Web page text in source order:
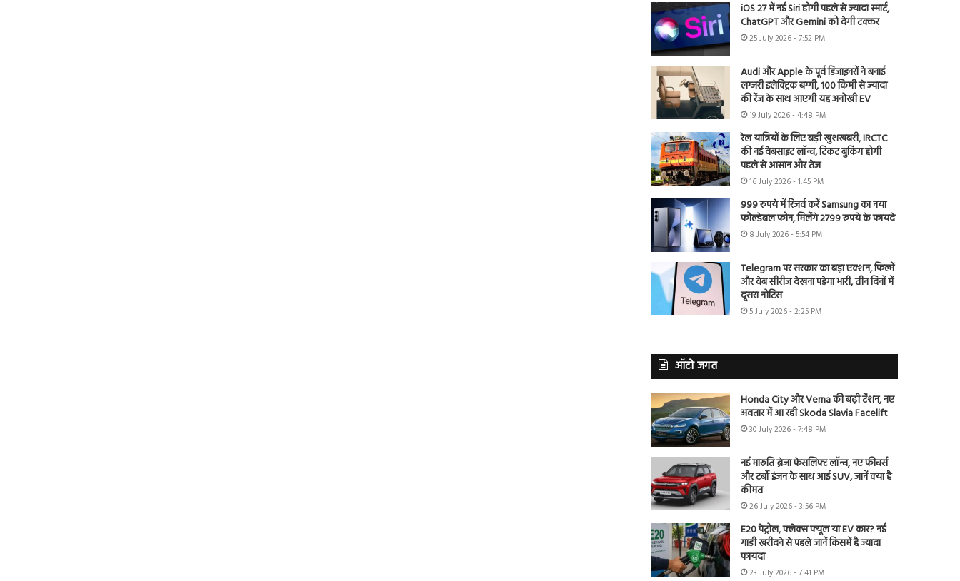
iOS 27 में नई Siri होगी पहले से ज्यादा स्मार्ट,
ChatGPT और Gemini को देगी टक्कर
25 July 2026 - 7:52 PM
Audi और Apple के पूर्व डिजाइनरों ने बनाई
लग्जरी इलेक्ट्रिक बग्गी, 100 किमी से ज्यादा
की रेंज के साथ आएगी यह अनोखी EV
19 July 2026 - 4:48 PM
रेल यात्रियों के लिए बड़ी खुशखबरी, IRCTC
की नई वेबसाइट लॉन्च, टिकट बुकिंग होगी
पहले से आसान और तेज
16 July 2026 - 1:45 PM
999 रुपये में रिजर्व करें Samsung का नया
फोल्डेबल फोन, मिलेंगे 2799 रुपये के फायदे
8 July 2026 - 5:54 PM
Telegram पर सरकार का बड़ा एक्शन, फिल्में
और वेब सीरीज देखना पड़ेगा भारी, तीन दिनों में
दूसरा नोटिस
5 July 2026 - 2:25 PM
ऑटो जगत
Honda City और Verna की बढ़ी टेंशन, नए
अवतार में आ रही Skoda Slavia Facelift
30 July 2026 - 7:48 PM
नई मारुति ब्रेजा फेसलिफ्ट लॉन्च, नए फीचर्स
और टर्बो इंजन के साथ आई SUV, जानें क्या है
कीमत
26 July 2026 - 3:56 PM
E20 पेट्रोल, फ्लेक्स फ्यूल या EV कार? नई
गाड़ी खरीदने से पहले जानें किसमें है ज्यादा
फायदा
23 July 2026 - 7:41 PM